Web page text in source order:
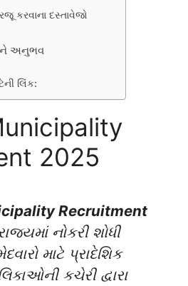
કરવાના દસ્તાવેજો
અનુભવ
લિંક:
2025
Recruitment
નોકરી શોધી
માટે પ્રાદેશિક
કચેરી દ્વારા